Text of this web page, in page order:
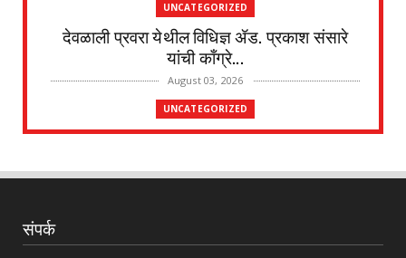
UNCATEGORIZED
देवळाली प्रवरा येथील विधिज्ञ ॲड. प्रकाश संसारे
यांची काँग्रे...
August 03, 2026
UNCATEGORIZED
देवळाली प्रवरा येथील नर्मदाबाई चोथे यांचे
August 02, 2026
दत्तनगर येथे महाराजस्व समाधान शिबिराचे आयोजन
संपर्क